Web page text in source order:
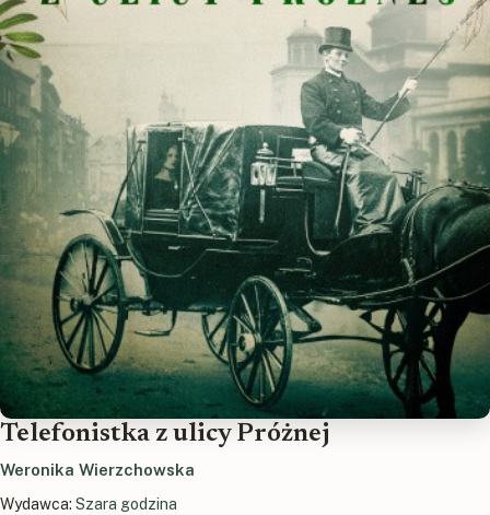
Telefonistka z ulicy Próżnej
Weronika Wierzchowska
Wydawca: Szara godzina